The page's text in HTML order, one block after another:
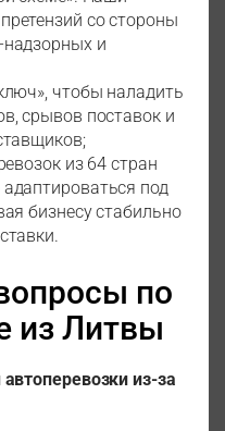
со стороны
и
чтобы наладить
срывов поставок и
из 64 стран
под
бизнесу стабильно
по
из Литвы
из-за